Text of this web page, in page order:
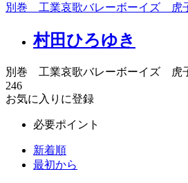
別巻 工業哀歌バレーボーイズ 虎
村田ひろゆき
別巻 工業哀歌バレーボーイズ 虎
246
お気に入りに登録
必要ポイント
新着順
最初から